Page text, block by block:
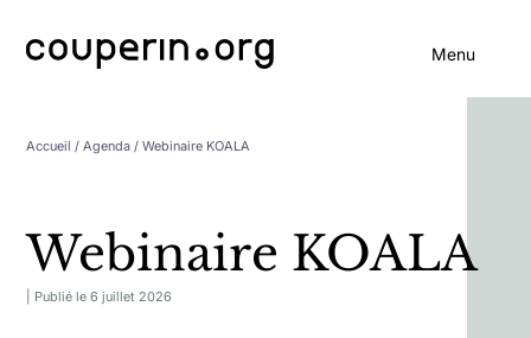
Menu
Accueil / Agenda / Webinaire KOALA
Webinaire KOALA
| Publié le 6 juillet 2026